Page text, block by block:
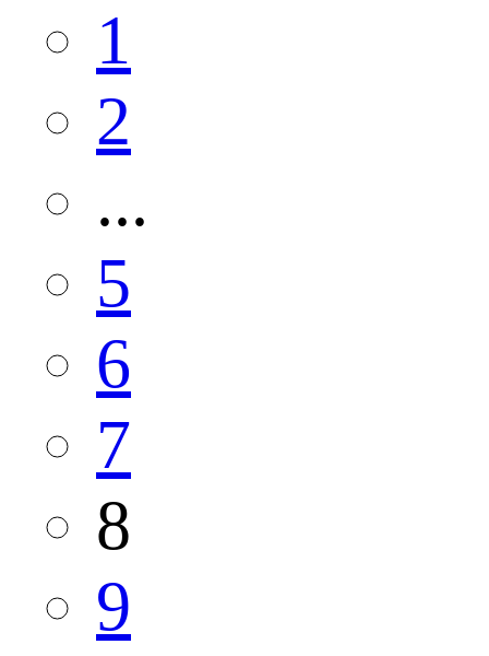
1
2
...
5
6
7
8
9